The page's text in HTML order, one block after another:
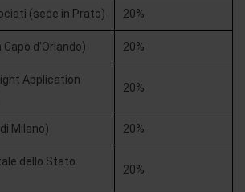
(sede in Prato) 20%
d'Orlando) 20%
Application
20%
Milano) 20%
dello Stato
20%